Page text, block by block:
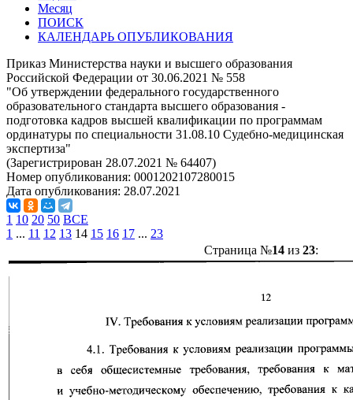
Месяц
ПОИСК
КАЛЕНДАРЬ ОПУБЛИКОВАНИЯ
Приказ Министерства науки и высшего образования
Российской Федерации от 30.06.2021 № 558
"Об утверждении федерального государственного
образовательного стандарта высшего образования -
подготовка кадров высшей квалификации по программам
ординатуры по специальности 31.08.10 Судебно-медицинская
экспертиза"
(Зарегистрирован 28.07.2021 № 64407)
Номер опубликования: 0001202107280015
Дата опубликования: 28.07.2021
1 10 20 50 ВСЕ
1 ... 11 12 13 14 15 16 17 ... 23
Страница №14из 23: